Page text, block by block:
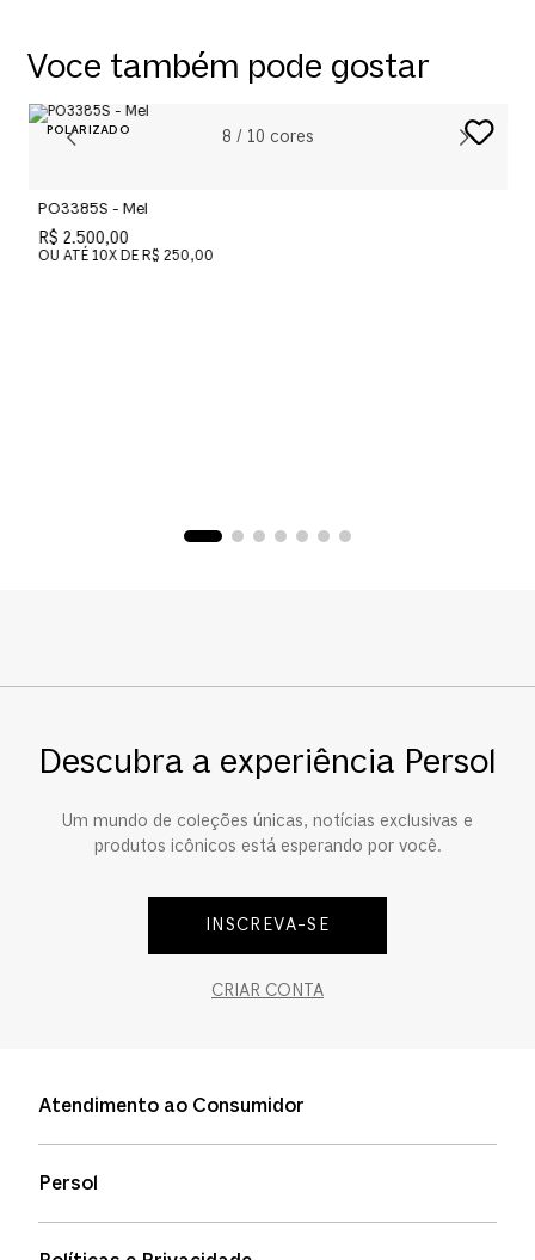
Voce também pode gostar
8 / 10 cores
PO3385S - Mel
R$ 2.500,00
OU ATÉ 10X DE R$ 250,00
Descubra a experiência Persol
Um mundo de coleções únicas, notícias exclusivas e
produtos icônicos está esperando por você.
INSCREVA-SE
CRIAR CONTA
Atendimento ao Consumidor
Status de pedidos
Persol